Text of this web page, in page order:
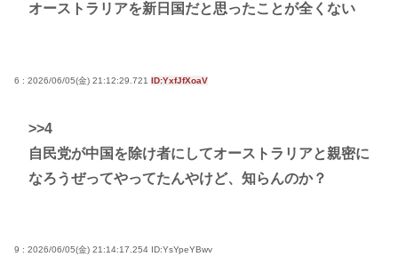
オーストラリアを新日国だと思ったことが全くない
6 : 2026/06/05(金) 21:12:29.721 ID:YxfJfXoaV
>>4
自民党が中国を除け者にしてオーストラリアと親密に
なろうぜってやってたんやけど、知らんのか？
9 : 2026/06/05(金) 21:14:17.254 ID:YsYpeYBwv